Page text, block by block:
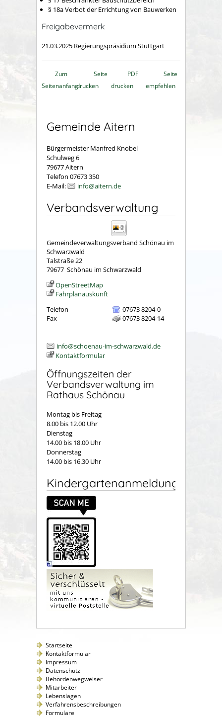
§ 18a Verbot der Errichtung von Bauwerken
Freigabevermerk
21.03.2025 Regierungspräsidium Stuttgart
Zum
Seitenanfang
Seite
drucken
PDF
drucken
Seite
empfehlen
Gemeinde Aitern
Bürgermeister Manfred Knobel
Schulweg 6
79677 Aitern
Telefon 07673 350
E-Mail:
info@aitern.de
Verbandsverwaltung
Gemeindeverwaltungsverband Schönau im
Schwarzwald
Talstraße 22
79677 Schönau im Schwarzwald
OpenStreetMap
Fahrplanauskunft
Telefon
07673 8204-0
Fax
07673 8204-14
info@schoenau-im-schwarzwald.de
Kontaktformular
Öffnungszeiten der
Verbandsverwaltung im
Rathaus Schönau
Montag bis Freitag
8.00 bis 12.00 Uhr
Dienstag
14.00 bis 18.00 Uhr
Donnerstag
14.00 bis 16.30 Uhr
Kindergartenanmeldung
Startseite
Kontaktformular
Impressum
Datenschutz
Behördenwegweiser
Mitarbeiter
Lebenslagen
Verfahrensbeschreibungen
Formulare